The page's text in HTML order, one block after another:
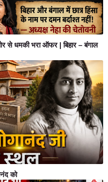
से धमकी भरा ऑफर | बिहार – बंगाल
को